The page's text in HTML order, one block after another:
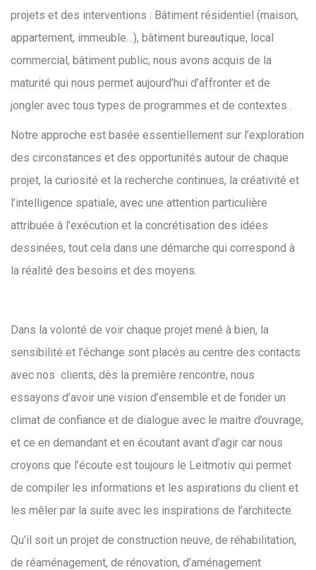
projets et des interventions : Bâtiment résidentiel (maison,
appartement, immeuble…), bâtiment bureautique, local
commercial, bâtiment public, nous avons acquis de la
maturité qui nous permet aujourd’hui d’affronter et de
jongler avec tous types de programmes et de contextes .
Notre approche est basée essentiellement sur l’exploration
des circonstances et des opportunités autour de chaque
projet, la curiosité et la recherche continues, la créativité et
l’intelligence spatiale, avec une attention particulière
attribuée à l’exécution et la concrétisation des idées
dessinées, tout cela dans une démarche qui correspond à
la réalité des besoins et des moyens.
Dans la volonté de voir chaque projet mené à bien, la
sensibilité et l’échange sont placés au centre des contacts
avec nos clients, dès la première rencontre, nous
essayons d’avoir une vision d’ensemble et de fonder un
climat de confiance et de dialogue avec le maitre d’ouvrage,
et ce en demandant et en écoutant avant d’agir car nous
croyons que l’écoute est toujours le Leitmotiv qui permet
de compiler les informations et les aspirations du client et
les mêler par la suite avec les inspirations de l’architecte.
Qu’il soit un projet de construction neuve, de réhabilitation,
de réaménagement, de rénovation, d’aménagement